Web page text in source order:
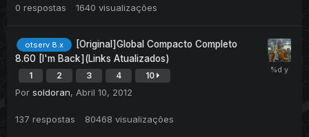
0 respostas 1640 visualizações
otserv 8.x
[Original]Global Compacto Completo
8.60 [I'm Back](Links Atualizados)
1 2 3 4 10
Por soldoran, Abril 10, 2012
137 respostas 80468 visualizações